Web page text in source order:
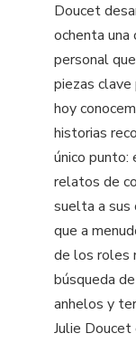
Doucet
ochenta
personal
piezas clave
hoy
historias
único punto:
relatos de
suelta a sus
que a
de los roles
búsqueda
anhelos y
Julie